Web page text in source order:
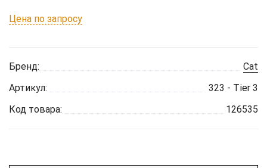
Цена по запросу
Бренд:
Cat
Артикул:
323 - Tier 3
Код товара:
126535